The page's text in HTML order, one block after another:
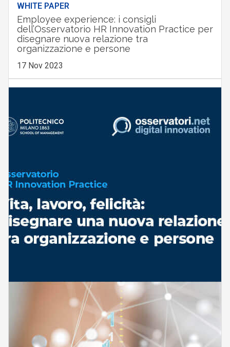
WHITE PAPER
Employee experience: i consigli
dell’Osservatorio HR Innovation Practice per
disegnare nuova relazione tra
organizzazione e persone
17 Nov 2023